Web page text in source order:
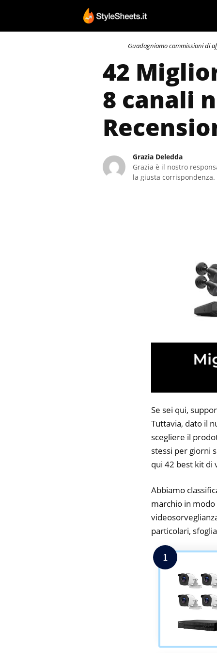
contenuto
Guadagniamo commissioni di
42
8 canali
Grazia Deledda
Grazia è il nostro
la giusta
Se sei qui,
Tuttavia, dato il
scegliere il
stessi per giorni
qui 42 best kit di
Abbiamo
marchio in
particolari,
1